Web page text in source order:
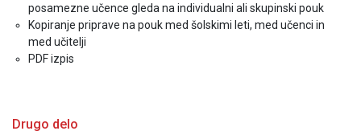
posamezne učence gleda na individualni ali skupinski pouk
Kopiranje priprave na pouk med šolskimi leti, med učenci in
med učitelji
PDF izpis
Drugo delo